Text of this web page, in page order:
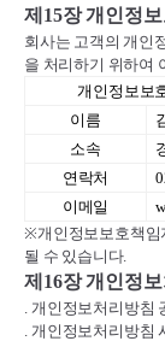
제 15장 개인정
회사는 고객의 개인
을 처리하기 위하여
개인정보보
이름
소속
연락처
이메일
※개인정보보호책임
될 수 있습니다.
제 16장 개인정보
. 개인정보처리방침
. 개인정보처리방침